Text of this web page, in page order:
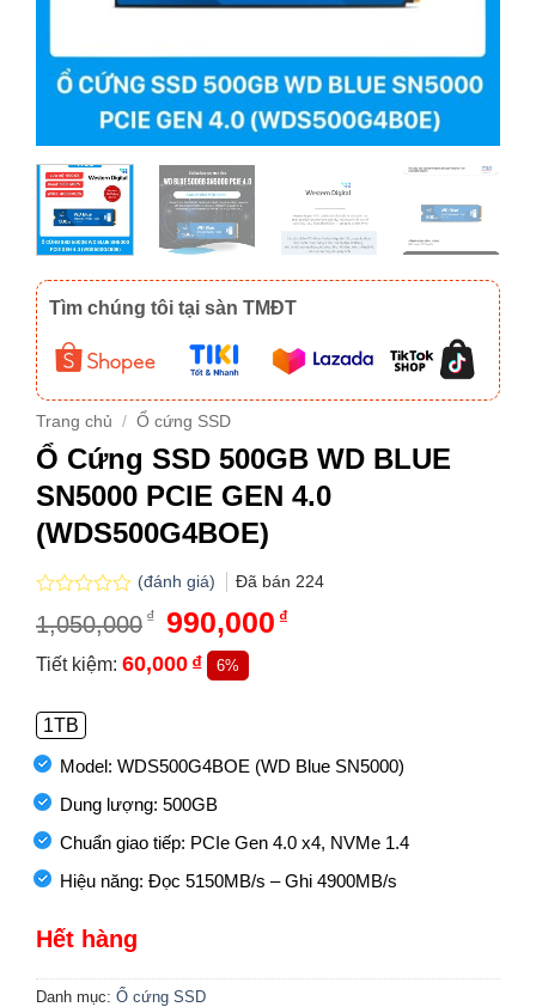
Tìm chúng tôi tại sàn TMĐT
Trang chủ / Ổ cứng SSD
Ổ Cứng SSD 500GB WD BLUE
SN5000 PCIE GEN 4.0
(WDS500G4BOE)
xếp
0.0
(đánh giá) Đã bán 224
1,050,000 ₫ Giá
gốc
là:
1,050,000₫.
990,000 ₫Giá
Tiết kiệm: 60,000 ₫ 6%
1TB
Model: WDS500G4BOE (WD Blue SN5000)
Dung lượng: 500GB
Chuẩn giao tiếp: PCIe Gen 4.0 x4, NVMe 1.4
Hiệu năng: Đọc 5150MB/s – Ghi 4900MB/s
Hết hàng
Danh mục: Ổ cứng SSD